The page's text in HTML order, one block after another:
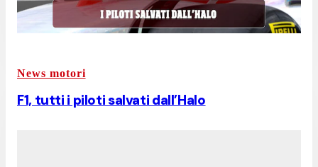
News motori
F1, tutti i piloti salvati dall’Halo